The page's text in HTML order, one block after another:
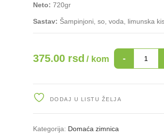
Neto: 720gr
Sastav: Šampinjoni, so, voda, limunska
375.00 rsd / kom
MARINIRANI
ŠAMPINJONI
720g
quantity
-
DODAJ U LISTU ŽELJA
Kategorija: Domaća zimnica